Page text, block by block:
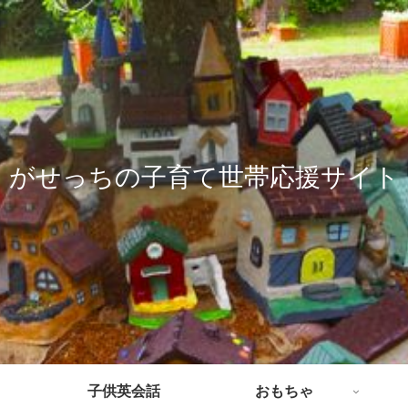
がせっちの子育て世帯応援サイト
子供英会話 おもちゃ